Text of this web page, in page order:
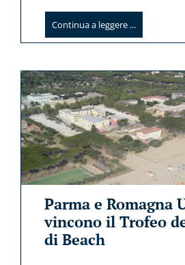
Continua a leggere ...
Parma e Romagna
vincono il Trofeo
di Beach